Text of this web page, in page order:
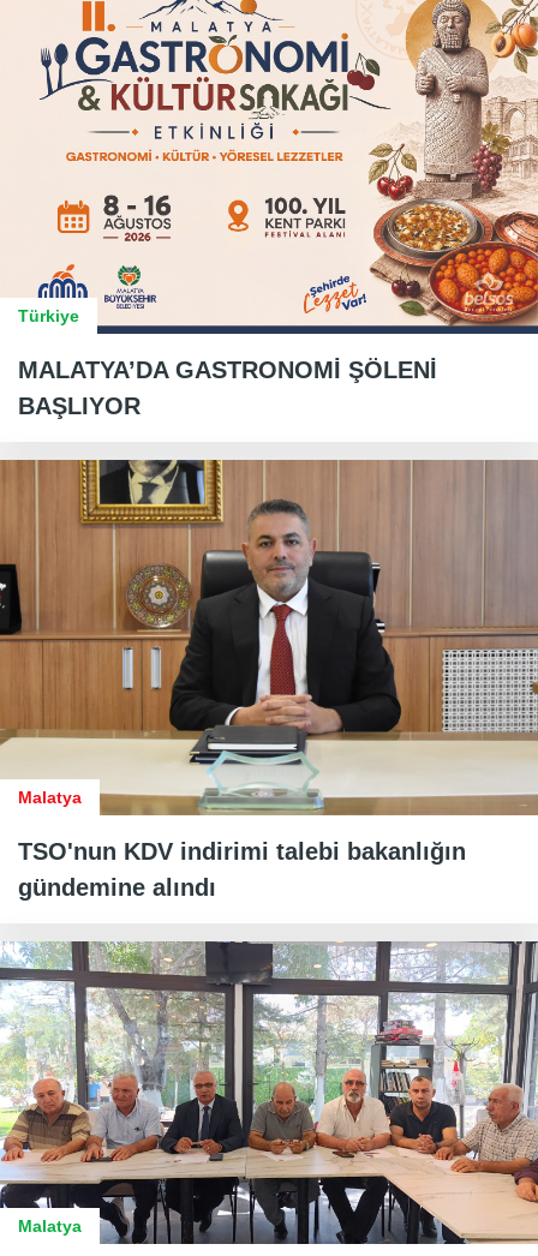
Türkiye
MALATYA’DA GASTRONOMİ ŞÖLENİ
BAŞLIYOR
Malatya
TSO'nun KDV indirimi talebi bakanlığın
gündemine alındı
Malatya